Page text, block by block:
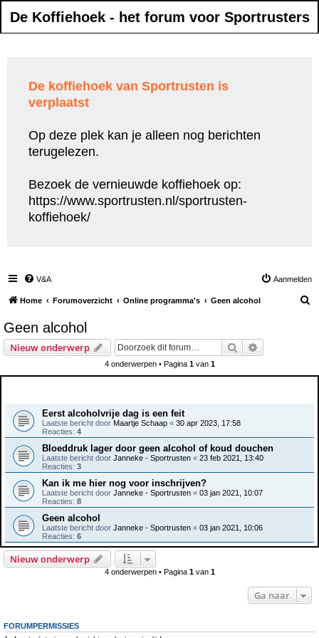
De Koffiehoek - het forum voor Sportrusters
De koffiehoek van Sportrusten is
verplaatst
Op deze plek kan je alleen nog berichten
terugelezen.
Bezoek de vernieuwde koffiehoek op:
https://www.sportrusten.nl/sportrusten-
koffiehoek/
V&A Aanmelden
Home Forumoverzicht Online programma's Geen alcohol
Geen alcohol
Nieuw onderwerp Zoek
4 onderwerpen • Pagina 1van 1
Eerst alcoholvrije dag is een feit
Laatste bericht door Maartje Schaap « 30 apr 2023, 17:58
Reacties: 4
Bloeddruk lager door geen alcohol of koud douchen
Laatste bericht door Janneke - Sportrusten « 23 feb 2021, 13:40
Reacties: 3
Kan ik me hier nog voor inschrijven?
Laatste bericht door Janneke - Sportrusten « 03 jan 2021, 10:07
Reacties: 8
Geen alcohol
Laatste bericht door Janneke - Sportrusten « 03 jan 2021, 10:06
Reacties: 6
Nieuw onderwerp
4 onderwerpen • Pagina 1van 1
Ga naar
FORUMPERMISSIES